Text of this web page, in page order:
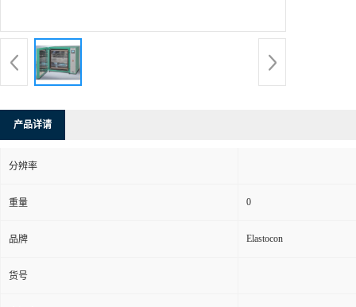
产品详请
分辨率
重量 0
品牌 Elastocon
货号